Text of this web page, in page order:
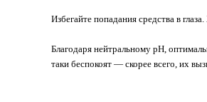
Избегайте попадания средства в
Благодаря нейтральному pH,
таки беспокоят — скорее всего, их